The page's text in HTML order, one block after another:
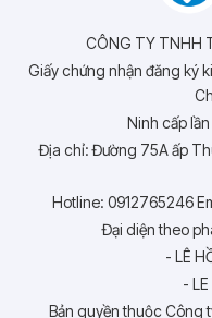
CÔNG TY TNHH
Giấy chứng nhận đăng ký
Ninh cấp
Địa chỉ: Đường 75A ấp
Hotline: 0912765246
Đại diện theo
- LÊ
-
Bản quyền thuộc Công